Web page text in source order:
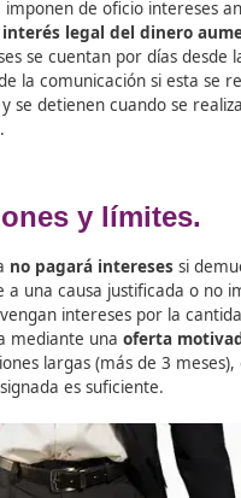
dicha información
sus políticas en su
de
que la aseguradora se
elimporte mínimoen
del siniestro.
con la
desde el accidente.